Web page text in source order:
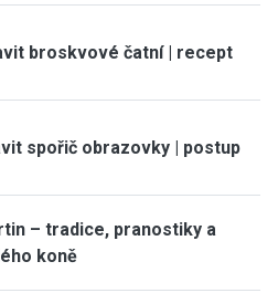
broskvové čatní | recept
spořič obrazovky | postup
– tradice, pranostiky a
koně